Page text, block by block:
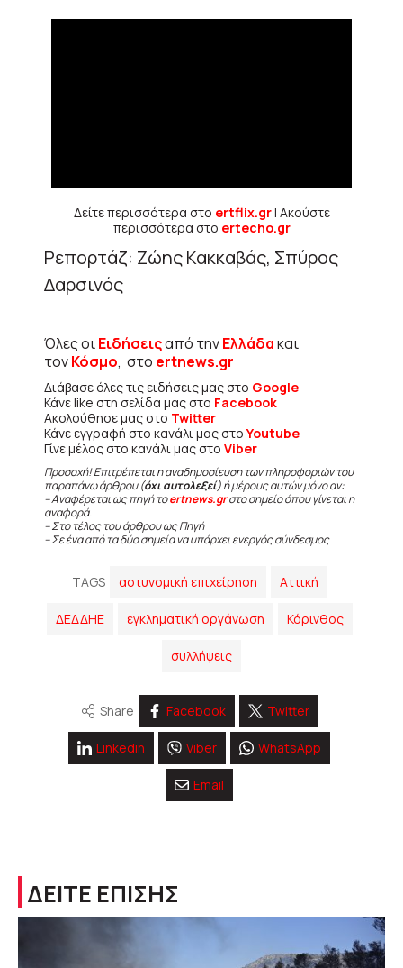
Δείτε περισσότερα στο ertflix.gr| Ακούστε
περισσότερα στο ertecho.gr
Ρεπορτάζ: Ζώης Κακκαβάς, Σπύρος
Δαρσινός
Όλες οιΕιδήσειςαπό τηνΕλλάδακαι
τονΚόσμο, στο ertnews.gr
Διάβασε όλες τις ειδήσεις μας στο Google
Κάνε like στη σελίδα μας στο Facebook
Ακολούθησε μας στο Twitter
Κάνε εγγραφή στο κανάλι μας στοYoutube
Γίνε μέλος στο κανάλι μας στο Viber
Προσοχή! Επιτρέπεται η αναδημοσίευση των πληροφοριών του
παραπάνω άρθρου (όχι αυτολεξεί) ή μέρους αυτών μόνο αν:
– Αναφέρεται ως πηγή τοertnews.grστο σημείο όπου γίνεται η
αναφορά.
– Στο τέλος του άρθρου ως Πηγή
– Σε ένα από τα δύο σημεία να υπάρχει ενεργός σύνδεσμος
TAGS αστυνομική επιχείρηση Αττική
ΔΕΔΔΗΕ εγκληματική οργάνωση Κόρινθος
συλλήψεις
Share Facebook Twitter
Linkedin Viber WhatsApp
Email
ΔΕΙΤΕ ΕΠΙΣΗΣ